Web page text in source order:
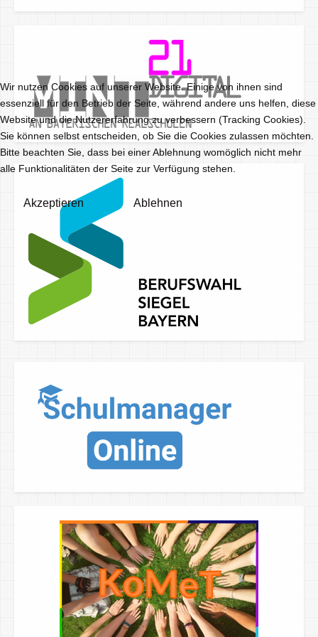
Wir nutzen Cookies auf unserer Website. Einige von ihnen sind
essenziell für den Betrieb der Seite, während andere uns helfen, diese
Website und die Nutzererfahrung zu verbessern (Tracking Cookies).
Sie können selbst entscheiden, ob Sie die Cookies zulassen möchten.
Bitte beachten Sie, dass bei einer Ablehnung womöglich nicht mehr
alle Funktionalitäten der Seite zur Verfügung stehen.
Akzeptieren Ablehnen